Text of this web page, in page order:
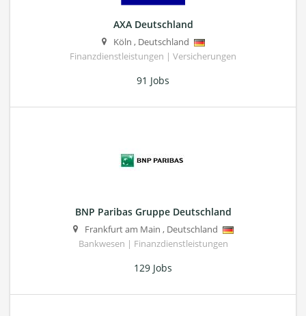
AXA Deutschland
Köln , Deutschland
Finanzdienstleistungen | Versicherungen
91 Jobs
BNP Paribas Gruppe Deutschland
Frankfurt am Main , Deutschland
Bankwesen | Finanzdienstleistungen
129 Jobs